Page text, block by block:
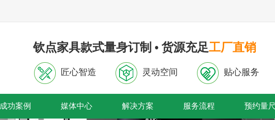
钦点家具款式量身订制 • 货源充足工厂直销
匠心智造 灵动空间 贴心服务
成功案例 媒体中心 解决方案 服务流程 预约量尺